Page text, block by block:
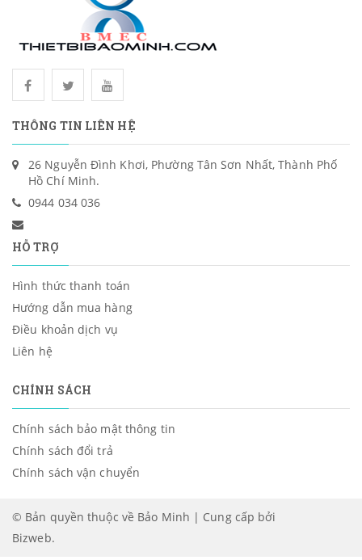
THÔNG TIN LIÊN HỆ
26 Nguyễn Đình Khơi, Phường Tân Sơn Nhất, Thành Phố
Hồ Chí Minh.
0944 034 036
HỖ TRỢ
Hình thức thanh toán
Hướng dẫn mua hàng
Điều khoản dịch vụ
Liên hệ
CHÍNH SÁCH
Chính sách bảo mật thông tin
Chính sách đổi trả
Chính sách vận chuyển
© Bản quyền thuộc về Bảo Minh | Cung cấp bởi
Bizweb.